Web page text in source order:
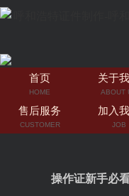
首页
HOME
关于
ABOUT
售后服务
CUSTOMER
加入
JOB
操作证新手必